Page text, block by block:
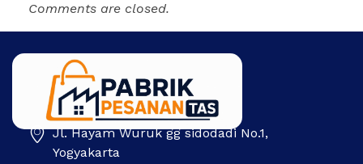
Comments are closed.
Pabrik Pesanan Tas Jl. Hayam Wuruk gg sidodadi No.1,
Yogyakarta